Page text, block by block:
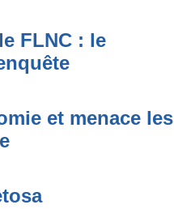
FLNC : le
et menace les